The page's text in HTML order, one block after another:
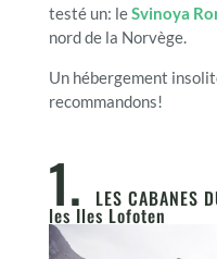
testé un: leSvinoya
nord de la Norvège.
Un hébergement
recommandons!
1. LES CABANES
les Iles Lofoten